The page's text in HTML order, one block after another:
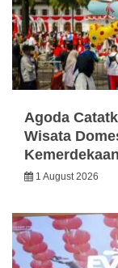
Agoda
Wisata
Kemerdekaan
1 August 2026